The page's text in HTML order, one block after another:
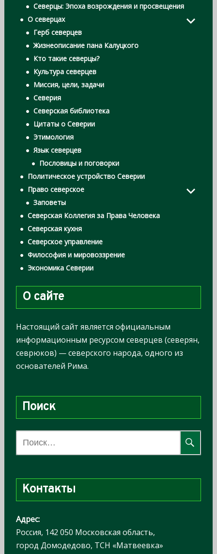
Северцы: Эпоха возрождения и просвещения
О северцах
Герб северцев
Жизнеописание пана Калуцкого
Кто такие северцы?
Культура северцев
Миссия, цели, задачи
Северия
Северская библиотека
Цитаты о Северии
Этимология
Язык северцев
Пословицы и поговорки
Политическое устройство Северии
Право северское
Заповеты
Северская Коллегия за Права Человека
Северская кухня
Северское управление
Философия и мировоззрение
Экономика Северии
О сайте
Настоящий сайт является официальным
информационным ресурсом северцев (северян,
севрюков) — северского народа, одного из
основателей Рима.
Поиск
т
:
Контакты
Адрес:
Россия, 142 050 Московская область,
город Домодедово, ТСН «Матвеевка»